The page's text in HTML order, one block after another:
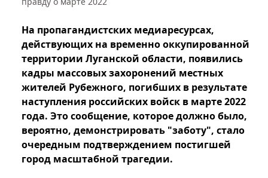
На пропагандистских медиаресурсах,
действующих на временно оккупированной
территории Луганской области, появились
кадры массовых захоронений местных
жителей Рубежного, погибших в результате
наступления российских войск в марте 2022
года. Это сообщение, которое должно было,
вероятно, демонстрировать "заботу", стало
очередным подтверждением постигшей
город масштабной трагедии.